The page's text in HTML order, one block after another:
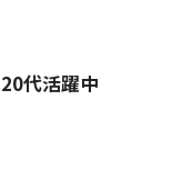
20代活躍中